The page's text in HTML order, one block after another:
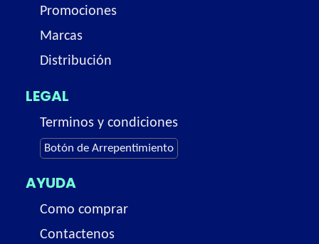
Promociones
Marcas
Distribución
LEGAL
Terminos y condiciones
Botón de Arrepentimiento
AYUDA
Como comprar
Contactenos